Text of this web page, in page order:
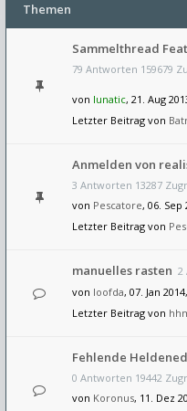
Themen
Sammelthread
79 Antworten 159679
von lunatic, 21. Aug
Letzter Beitrag von
Anmelden von
3 Antworten 13287
von Pescatore, 06. Sep
Letzter Beitrag von
manuelles rasten 2
von loofda, 07. Jan
Letzter Beitrag von
Fehlende
0 Antworten 19442
von Koronus, 11. Dez